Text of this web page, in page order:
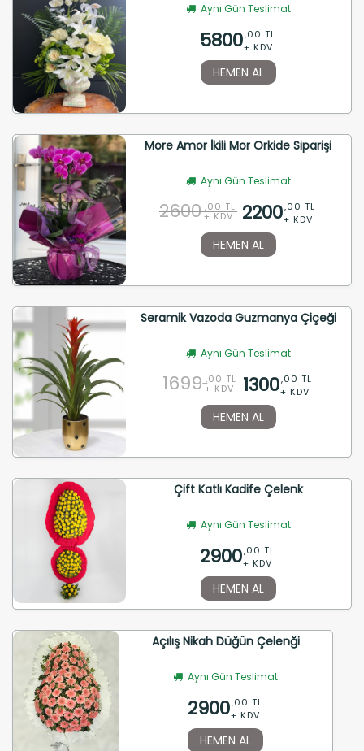
Aynı Gün Teslimat
5800,00 TL
+ KDV
HEMEN AL
More Amor İkili Mor Orkide Siparişi
Aynı Gün Teslimat
2600 ,00 TL
+ KDV 2200,00 TL
+ KDV
HEMEN AL
Seramik Vazoda Guzmanya Çiçeği
Aynı Gün Teslimat
1699 ,00 TL
+ KDV 1300,00 TL
+ KDV
HEMEN AL
Çift Katlı Kadife Çelenk
Aynı Gün Teslimat
2900,00 TL
+ KDV
HEMEN AL
Açılış Nikah Düğün Çelenği
Aynı Gün Teslimat
2900,00 TL
+ KDV
HEMEN AL